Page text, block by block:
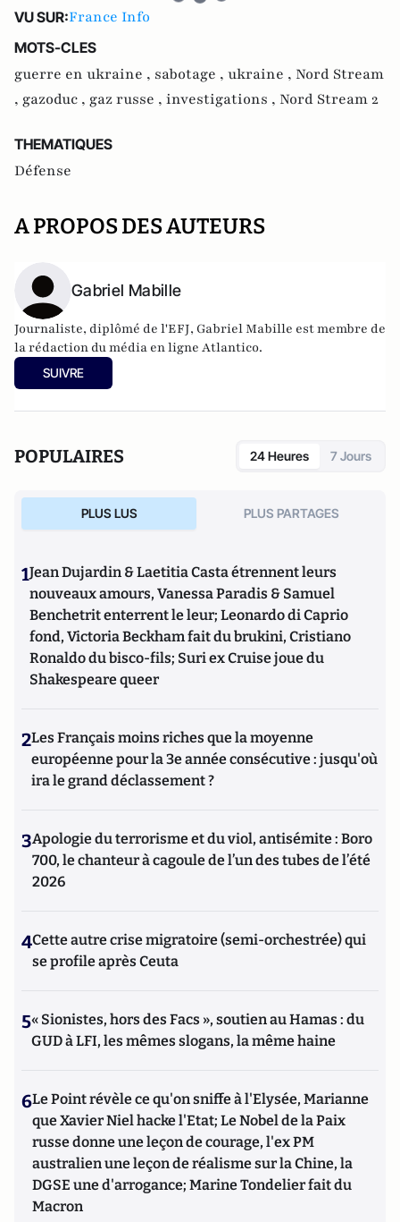
VU SUR:France Info
MOTS-CLES
guerre en ukraine , sabotage , ukraine , Nord Stream
, gazoduc , gaz russe , investigations , Nord Stream 2
THEMATIQUES
Défense
A PROPOS DES AUTEURS
Gabriel Mabille
Journaliste, diplômé de l'EFJ, Gabriel Mabille est membre de
la rédaction du média en ligne Atlantico.
SUIVRE
POPULAIRES 24 Heures 7 Jours
PLUS LUS PLUS PARTAGES
1Jean Dujardin & Laetitia Casta étrennent leurs
nouveaux amours, Vanessa Paradis & Samuel
Benchetrit enterrent le leur; Leonardo di Caprio
fond, Victoria Beckham fait du brukini, Cristiano
Ronaldo du bisco-fils; Suri ex Cruise joue du
Shakespeare queer
2Les Français moins riches que la moyenne
européenne pour la 3e année consécutive : jusqu'où
ira le grand déclassement ?
3Apologie du terrorisme et du viol, antisémite : Boro
700, le chanteur à cagoule de l’un des tubes de l’été
2026
4Cette autre crise migratoire (semi-orchestrée) qui
se profile après Ceuta
5« Sionistes, hors des Facs », soutien au Hamas : du
GUD à LFI, les mêmes slogans, la même haine
6Le Point révèle ce qu'on sniffe à l'Elysée, Marianne
que Xavier Niel hacke l'Etat; Le Nobel de la Paix
russe donne une leçon de courage, l'ex PM
australien une leçon de réalisme sur la Chine, la
DGSE une d'arrogance; Marine Tondelier fait du
Macron